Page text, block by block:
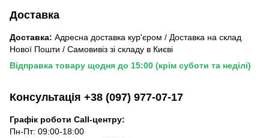
Доставка
Доставка: Адресна доставка кур'єром / Доставка на склад
Нової Пошти / Самовивіз зі складу в Києві
Відправка товару щодня до 15:00 (крім суботи та неділі)
Консультація +38 (097) 977-07-17
Графік роботи Call-центру:
Пн-Пт: 09:00-18:00